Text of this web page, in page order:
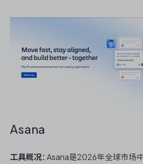
Asana
工具概况：Asana是2026年全球市场